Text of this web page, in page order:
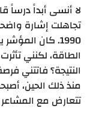
لا أنسى أبداً درساً
1990. كان
الطاقة، لكنني
النتيجة؟ فاتتني
منذ ذلك الحين،
تتعارض مع